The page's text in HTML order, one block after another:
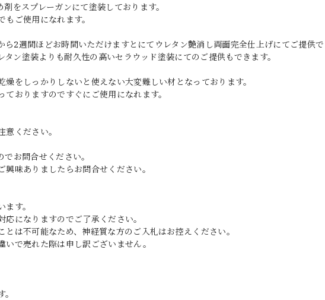
をスプレーガンにて塗装しております。
ご使用になれます。
2週間ほどお時間いただけますとにてウレタン艶消し両面完全仕上げにてご提供
ン塗装よりも耐久性の高いセラウッド塗装にてのご提供もできます。
をしっかりしないと使えない大変難しい材となっております。
おりますのですぐにご使用になれます。
ください。
お問合せください。
味ありましたらお問合せください。
す。
になりますのでご了承ください。
は不可能なため、神経質な方のご入札はお控えください。
で売れた際は申し訳ございません。